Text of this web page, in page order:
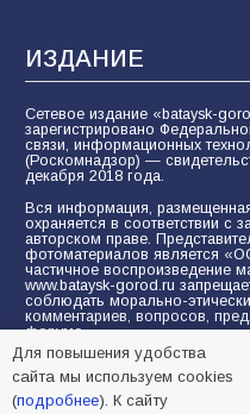
ИЗДАНИЕ
Сетевое издание «bataysk-
зарегистрировано
связи, информационных
(Роскомнадзор) —
декабря 2018 года.
Вся информация,
охраняется в соответствии с
авторском праве.
фотоматериалов является
частичное воспроизведение
www.bataysk-gorod.ru
соблюдать морально-
комментариев, вопросов,
форуме.
Политика
Согласие на обработку
Для повышения удобства
сайта мы используем cookies
(подробнее). К сайту